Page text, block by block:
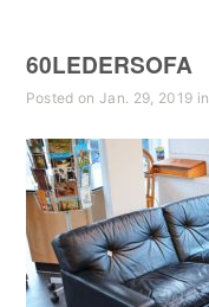
60LEDERSOFA
Posted on Jan. 29, 2019 in